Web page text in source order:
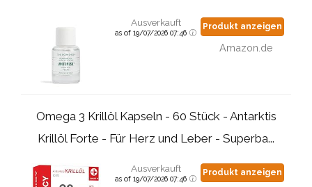
Ausverkauft
as of 19/07/2026 07:46
Produkt anzeigen
Amazon.de
Omega 3 Krillöl Kapseln - 60 Stück - Antarktis
Krillöl Forte - Für Herz und Leber - Superba...
Ausverkauft
as of 19/07/2026 07:46
Produkt anzeigen